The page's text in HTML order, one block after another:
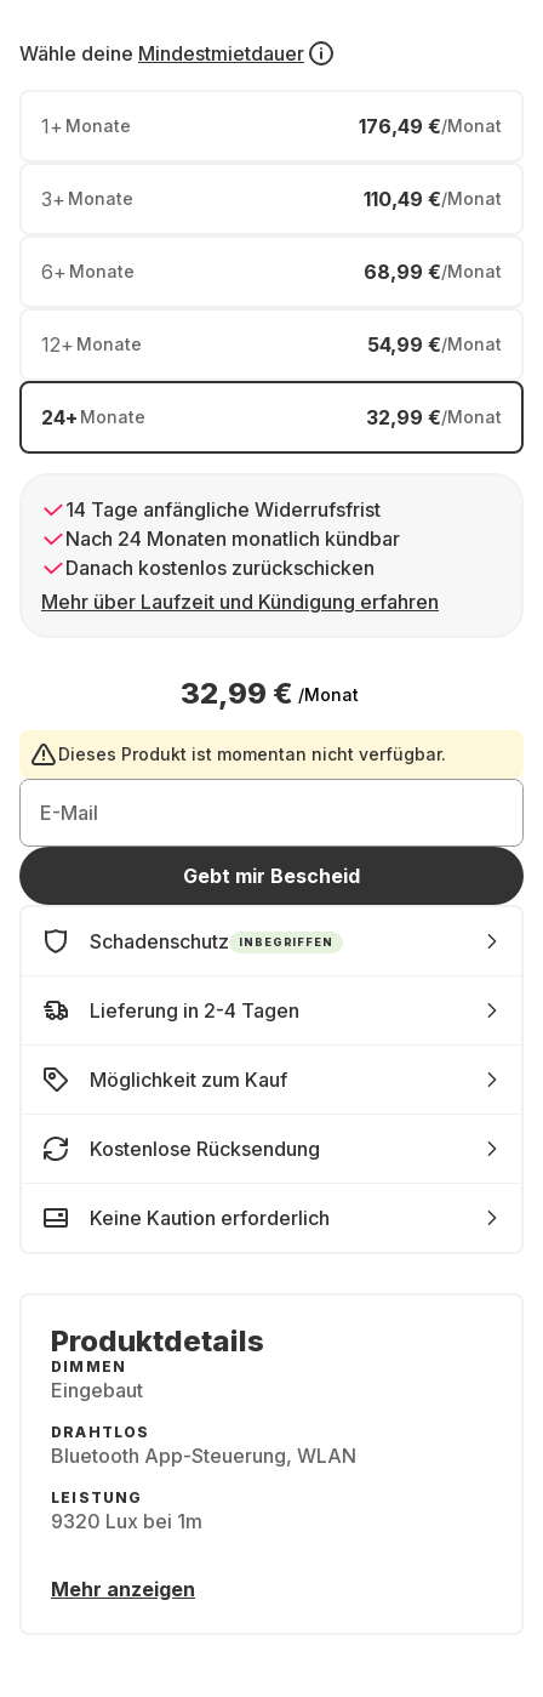
Wähle deine Mindestmietdauer
1+ Monate 176,49 €/Monat
3+ Monate 110,49 €/Monat
6+ Monate 68,99 €/Monat
12+ Monate 54,99 €/Monat
24+ Monate 32,99 €/Monat
14 Tage anfängliche Widerrufsfrist
Nach 24 Monaten monatlich kündbar
Danach kostenlos zurückschicken
Mehr über Laufzeit und Kündigung erfahren
32,99 € /Monat
Dieses Produkt ist momentan nicht verfügbar.
E-Mail
Gebt mir Bescheid
Schadenschutz INBEGRIFFEN
Lieferung in 2-4 Tagen
Möglichkeit zum Kauf
Kostenlose Rücksendung
Keine Kaution erforderlich
Produktdetails
DIMMEN
Eingebaut
DRAHTLOS
Bluetooth App-Steuerung, WLAN
LEISTUNG
9320 Lux bei 1m
Mehr anzeigen